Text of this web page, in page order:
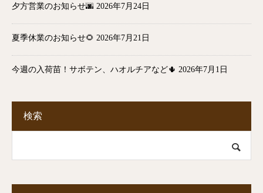
夕方営業のお知らせ🌆 2026年7月24日
夏季休業のお知らせ🌻 2026年7月21日
今週の入荷苗！サボテン、ハオルチアなど🌵 2026年7月1日
検索